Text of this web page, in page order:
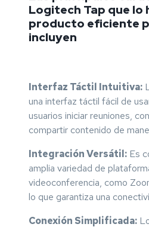
Logitech Tap que lo
producto eficiente
incluyen
Interfaz Táctil Intuitiva:
una interfaz táctil fácil de
usuarios iniciar reuniones,
compartir contenido de
Integración Versátil: Es
amplia variedad de
videoconferencia, como
lo que garantiza una
Conexión Simplificada: